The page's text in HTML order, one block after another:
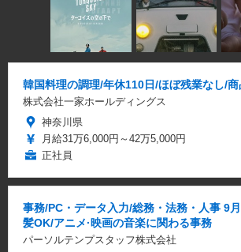
韓国料理の調理/年休110日/ほぼ残業なし/
株式会社一家ホールディングス
神奈川県
月給31万6,000円～42万5,000円
正社員
事務/PC・データ入力/総務・法務・人事 9
髪OK/アニメ·映画の音楽に関わる事務
パーソルテンプスタッフ株式会社